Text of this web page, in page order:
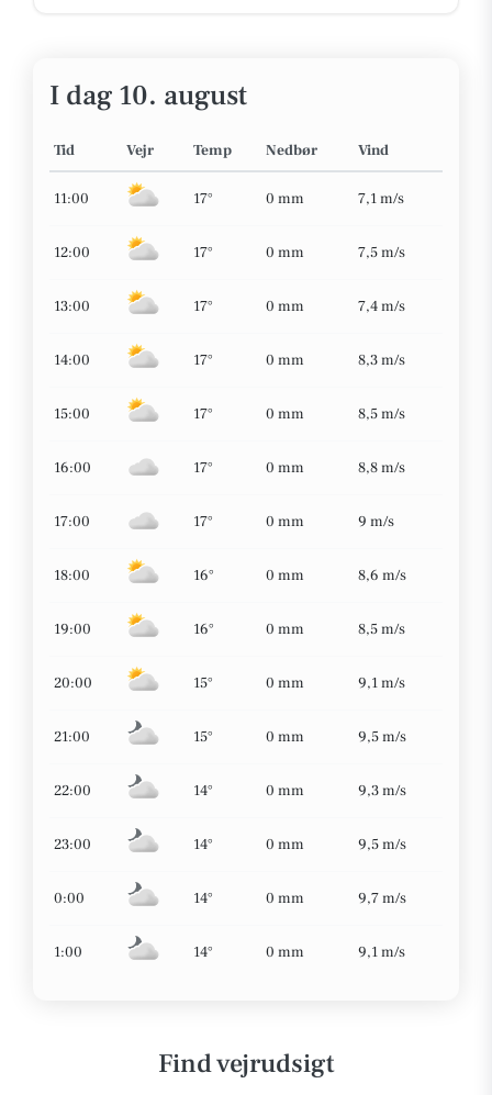
I dag 10. august
Tid Vejr Temp Nedbør Vind
11:00 17° 0 mm 7,1 m/s
12:00 17° 0 mm 7,5 m/s
13:00 17° 0 mm 7,4 m/s
14:00 17° 0 mm 8,3 m/s
15:00 17° 0 mm 8,5 m/s
16:00 17° 0 mm 8,8 m/s
17:00 17° 0 mm 9 m/s
18:00 16° 0 mm 8,6 m/s
19:00 16° 0 mm 8,5 m/s
20:00 15° 0 mm 9,1 m/s
21:00 15° 0 mm 9,5 m/s
22:00 14° 0 mm 9,3 m/s
23:00 14° 0 mm 9,5 m/s
0:00 14° 0 mm 9,7 m/s
1:00 14° 0 mm 9,1 m/s
Find vejrudsigt